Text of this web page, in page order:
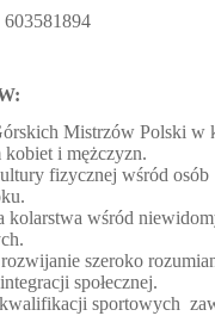
603581894
Mistrzów Polski w
i mężczyzn.
fizycznej wśród
kolarstwa wśród
szeroko
społecznej.
kwalifikacji sportowych